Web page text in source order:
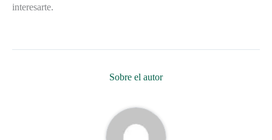
interesarte.
Sobre el autor